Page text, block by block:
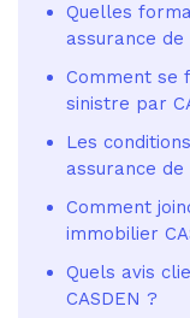
Quelles
assurance
Comment se
sinistre par
Les
assurance
Comment
immobilier
Quels avis
CASDEN ?